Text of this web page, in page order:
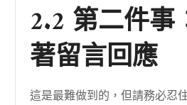
2.2 第二件事
著留言回應
這是最難做到的，但請務必忍